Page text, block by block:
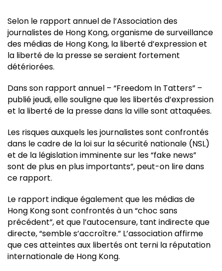
Selon le rapport annuel de l’Association des
journalistes de Hong Kong, organisme de surveillance
des médias de Hong Kong, la liberté d’expression et
la liberté de la presse se seraient fortement
détériorées.
Dans son rapport annuel – “Freedom In Tatters” –
publié jeudi, elle souligne que les libertés d’expression
et la liberté de la presse dans la ville sont attaquées.
Les risques auxquels les journalistes sont confrontés
dans le cadre de la loi sur la sécurité nationale (NSL)
et de la législation imminente sur les “fake news”
sont de plus en plus importants”, peut-on lire dans
ce rapport.
Le rapport indique également que les médias de
Hong Kong sont confrontés à un “choc sans
précédent”, et que l’autocensure, tant indirecte que
directe, “semble s’accroître.” L’association affirme
que ces atteintes aux libertés ont terni la réputation
internationale de Hong Kong.